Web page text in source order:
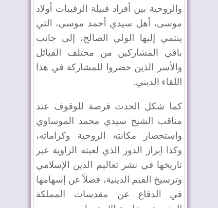
والروحية بين أفراد قبيلة الرقيبات أولاد
موسى، أهل سيدي أحمد موسى، التي
ينتمي إليها الولي الصالح، إلى جانب
باقي المشاركين من مختلف القبائل
والأسر الذين حضروا للمشاركة في هذا
اللقاء الديني.
كما شكل الحدث فرصة للوقوف عند
مناقب الشيخ سيدي محمد الموساوي
واستحضار مكانته الروحية وكراماته،
وكذا إبراز الدور الذي لعبته الزاوية عبر
تاريخها في نشر تعاليم الدين الإسلامي
وترسيخ القيم الدينية، فضلاً عن إسهامها
في الدفاع عن مقدسات المملكة